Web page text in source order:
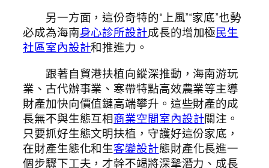
另一方面，這份奇特的“上風”“家底”也勢
必成為海南身心診所設計成長的增加極民生
社區室內設計和推進力。
跟著自貿港扶植向縱深推動，海南游玩
業、古代辦事業、寒帶特點高效農業等主導
財產加快向價值鏈高端攀升。這些財產的成
長無不與生態互相商業空間室內設計關注。
只要抓好生態文明扶植，守護好這份家底，
在財產生態化和生客變設計態財產化長進一
個步驟下工夫，才幹不竭將深摯潛力、成長